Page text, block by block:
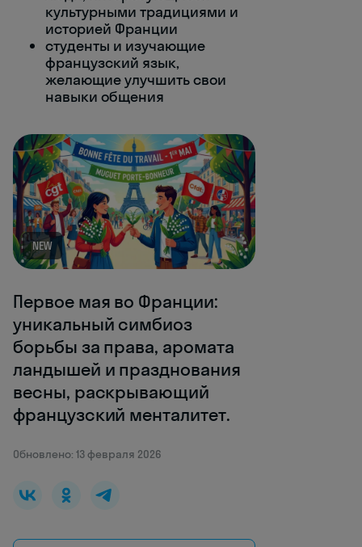
культурными традициями и
историей Франции
студенты и изучающие
французский язык,
желающие улучшить свои
навыки общения
NEW
Первое мая во Франции:
уникальный симбиоз
борьбы за права, аромата
ландышей и празднования
весны, раскрывающий
французский менталитет.
Обновлено: 13 февраля 2026